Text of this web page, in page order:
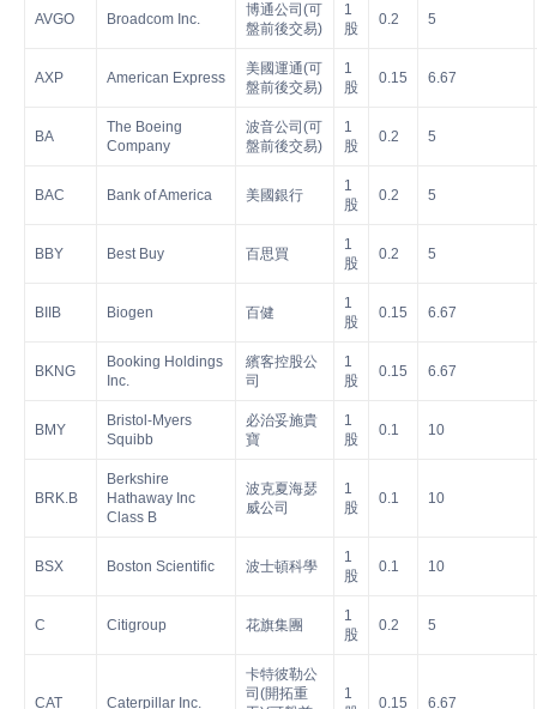
AVGO Broadcom Inc.
博通公司(可
盤前後交易)
1
股
0.2 5
AXP American Express
美國運通(可
盤前後交易)
1
股
0.15 6.67
BA
The Boeing
Company
波音公司(可
盤前後交易)
1
股
0.2 5
BAC Bank of America 美國銀行
1
股
0.2 5
BBY Best Buy 百思買
1
股
0.2 5
BIIB Biogen 百健
1
股
0.15 6.67
BKNG
Booking Holdings
Inc.
繽客控股公
司
1
股
0.15 6.67
BMY
Bristol-Myers
Squibb
必治妥施貴
寶
1
股
0.1 10
BRK.B
Berkshire
Hathaway Inc
Class B
波克夏海瑟
威公司
1
股
0.1 10
BSX Boston Scientific 波士頓科學
1
股
0.1 10
C Citigroup 花旗集團
1
股
0.2 5
CAT Caterpillar Inc.
卡特彼勒公
司(開拓重
1
0.15 6.67